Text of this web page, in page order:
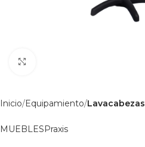
Inicio Equipamiento Lavacabezas
MUEBLESPraxis